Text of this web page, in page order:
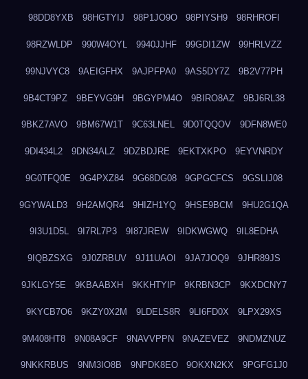
98DD8YXB 98HGTYIJ 98P1JO9O 98PIYSH9 98RHROFI
98RZWLDP 990W4OYL 9940JJHF 99GDI1ZW 99HRLVZZ
99NJVYC8 9AEIGFHX 9AJPFPA0 9AS5DY7Z 9B2V77PH
9B4CT9PZ 9BEYVG9H 9BGYPM4O 9BIRO8AZ 9BJ6RL38
9BKZ7AVO 9BM67W1T 9C63LNEL 9D0TQQOV 9DFN8WE0
9DI434L2 9DN34ALZ 9DZBDJRE 9EKTXKPO 9EYVNRDY
9G0TFQ0E 9G4PXZ84 9G68DG08 9GPGCFCS 9GSLIJ08
9GYWALD3 9H2AMQR4 9HIZH1YQ 9HSE9BCM 9HU2G1QA
9I3U1D5L 9I7RL7P3 9I87JREW 9IDKWGWQ 9IL8EDHA
9IQBZSXG 9J0ZRBUV 9J11UAOI 9JA7JOQ9 9JHR89JS
9JKLGY5E 9KBAABXH 9KKHTYIP 9KRBN3CP 9KXDCNY7
9KYCB7O6 9KZY0X2M 9LDELS8R 9LI6FD0X 9LPX29XS
9M408HT8 9N08A9CF 9NAVVPPN 9NAZEVEZ 9NDMZNUZ
9NKKRBUS 9NM3IO8B 9NPDK8EO 9OKXN2KX 9PGFG1J0